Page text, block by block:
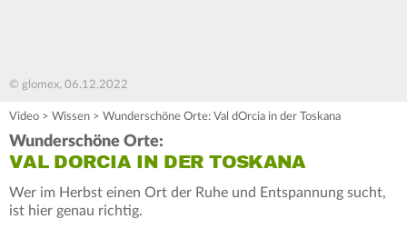
© glomex, 06.12.2022
Video > Wissen > Wunderschöne Orte: Val dOrcia in der Toskana
Wunderschöne Orte:
VAL DORCIA IN DER TOSKANA
Wer im Herbst einen Ort der Ruhe und Entspannung sucht,
ist hier genau richtig.